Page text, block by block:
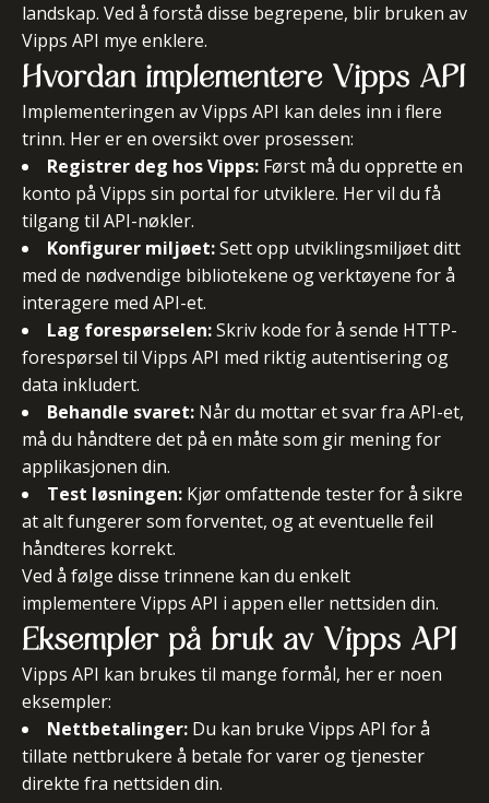
landskap. Ved å forstå disse begrepene, blir bruken av
Vipps API mye enklere.
Hvordan implementere Vipps API
Implementeringen av Vipps API kan deles inn i flere
trinn. Her er en oversikt over prosessen:
Registrer deg hos Vipps: Først må du opprette en
konto på Vipps sin portal for utviklere. Her vil du få
tilgang til API-nøkler.
Konfigurer miljøet:Sett opp utviklingsmiljøet ditt
med de nødvendige bibliotekene og verktøyene for å
interagere med API-et.
Lag forespørselen:Skriv kode for å sende HTTP-
forespørsel til Vipps API med riktig autentisering og
data inkludert.
Behandle svaret: Når du mottar et svar fra API-et,
må du håndtere det på en måte som gir mening for
applikasjonen din.
Test løsningen: Kjør omfattende tester for å sikre
at alt fungerer som forventet, og at eventuelle feil
håndteres korrekt.
Ved å følge disse trinnene kan du enkelt
implementere Vipps API i appen eller nettsiden din.
Eksempler på bruk av Vipps API
Vipps API kan brukes til mange formål, her er noen
eksempler:
Nettbetalinger: Du kan bruke Vipps API for å
tillate nettbrukere å betale for varer og tjenester
direkte fra nettsiden din.